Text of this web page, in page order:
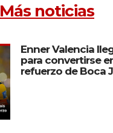
Más noticias
Enner Valencia
para convertirse
refuerzo de Boca